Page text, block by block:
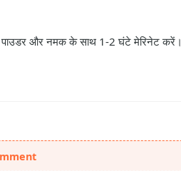
पाउडर और नमक के साथ 1-2 घंटे मेरिनेट करें।